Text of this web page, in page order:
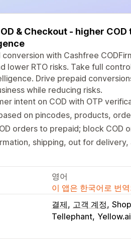
& Checkout - higher
conversion with Cashfree
lower RTO risks. Take full
Drive prepaid
while reducing risks.
intent on COD with OTP
on pincodes, products,
orders to prepaid; block COD
shipping, out for
영어
이 앱은 한국어로 번
결제 고객 계정
Tellephant Yellow.ai